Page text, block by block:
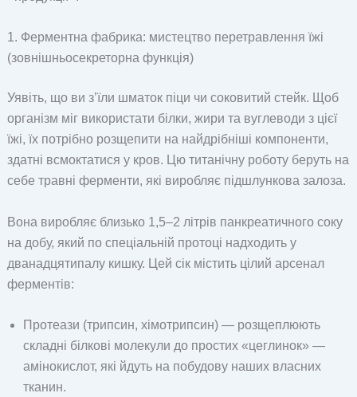
1. Ферментна фабрика: мистецтво перетравлення їжі
(зовнішньосекреторна функція)
Уявіть, що ви з’їли шматок піци чи соковитий стейк. Щоб
організм міг використати білки, жири та вуглеводи з цієї
їжі, їх потрібно розщепити на найдрібніші компоненти,
здатні всмоктатися у кров. Цю титанічну роботу беруть на
себе травні ферменти, які виробляє підшлункова залоза.
Вона виробляє близько 1,5–2 літрів панкреатичного соку
на добу, який по спеціальній протоці надходить у
дванадцятипалу кишку. Цей сік містить цілий арсенал
ферментів:
Протеази (трипсин, хімотрипсин) — розщеплюють
складні білкові молекули до простих «цеглинок» —
амінокислот, які йдуть на побудову наших власних
тканин.